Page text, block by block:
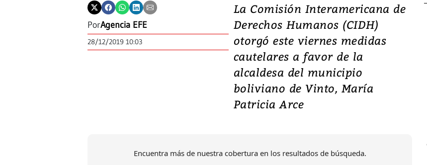
PorAgencia EFE
28/12/2019 10:03
La Comisión Interamericana de
Derechos Humanos (CIDH)
otorgó este viernes medidas
cautelares a favor de la
alcaldesa del municipio
boliviano de Vinto, María
Patricia Arce
Encuentra más de nuestra cobertura en los resultados de búsqueda.
Video, Japón: Terremoto
deja heridos y graves
daños en Kumamoto